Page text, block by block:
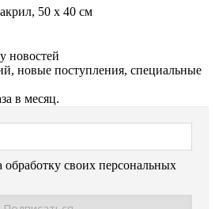
50 х 40 см
новостей
новые поступления, специальные
в месяц.
обработку своих персональных